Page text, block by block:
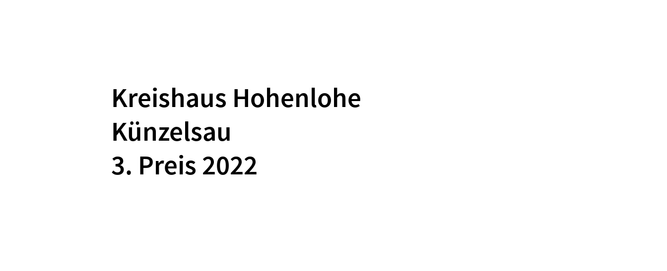
Kreishaus Hohenlohe
Künzelsau
3. Preis 2022